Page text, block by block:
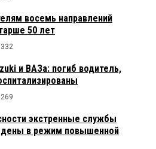
восемь направлений
50 лет
332
и ВАЗа: погиб водитель,
269
экстренные службы
в режим повышенной